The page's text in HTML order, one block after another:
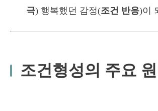
극) 행복했던 감정(조건 반응)이
조건형성의 주요